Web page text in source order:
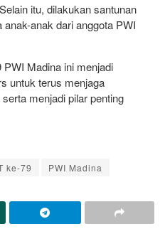
itu, dilakukan santunan
anak dari anggota PWI
Madina ini menjadi
untuk terus menjaga
menjadi pilar penting
ke-79 PWI Madina